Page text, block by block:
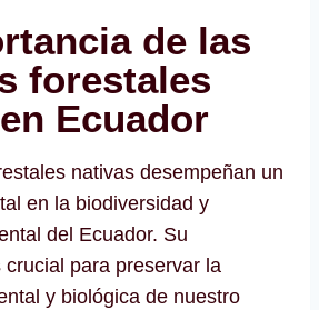
de las
forestales
Ecuador
nativas desempeñan un
en la biodiversidad y
del Ecuador. Su
para preservar la
y biológica de nuestro